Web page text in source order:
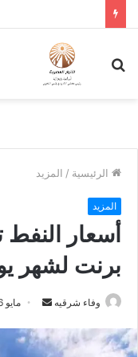
الرئيسية / المزيد
المزيد
برنت لشهر يوليو
وفاء شرقيه
أرسل
إلكترونيا
مايو 6, 2026